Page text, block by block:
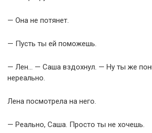
— Она не потянет.
— Пусть ты ей поможешь.
— Лен… — Саша вздохнул. — Ну ты же
нереально.
Лена посмотрела на него.
— Реально, Саша. Просто ты не хочешь.